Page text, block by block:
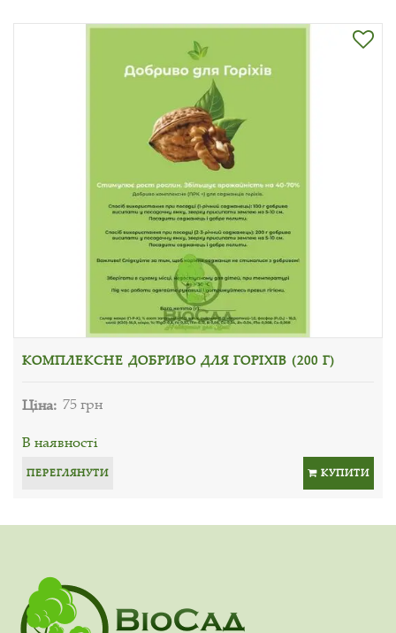
КОМПЛЕКСНЕ ДОБРИВО ДЛЯ ГОРІХІВ (200 Г)
Ціна: 75 грн
В наявності
ПЕРЕГЛЯНУТИ КУПИТИ